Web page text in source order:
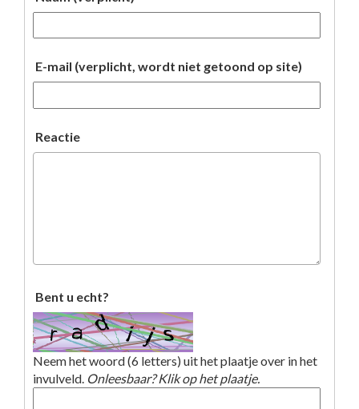
E-mail (verplicht, wordt niet getoond op site)
Reactie
Bent u echt?
Neem het woord (6 letters) uit het plaatje over in het
invulveld. Onleesbaar? Klik op het plaatje.